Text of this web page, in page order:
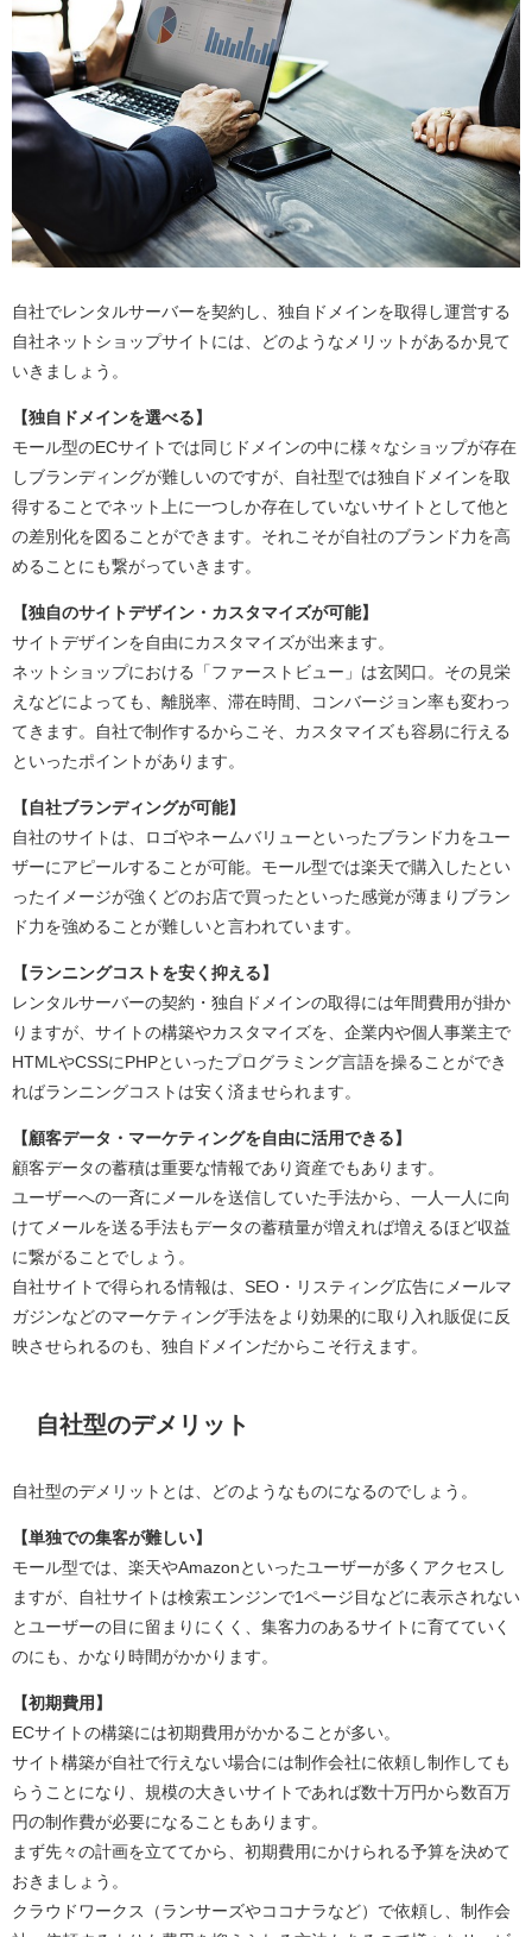
自社でレンタルサーバーを契約し、独自ドメインを取得し運営する
自社ネットショップサイトには、どのようなメリットがあるか見て
いきましょう。
【独自ドメインを選べる】
モール型のECサイトでは同じドメインの中に様々なショップが存在
しブランディングが難しいのですが、自社型では独自ドメインを取
得することでネット上に一つしか存在していないサイトとして他と
の差別化を図ることができます。それこそが自社のブランド力を高
めることにも繋がっていきます。
【独自のサイトデザイン・カスタマイズが可能】
サイトデザインを自由にカスタマイズが出来ます。
ネットショップにおける「ファーストビュー」は玄関口。その見栄
えなどによっても、離脱率、滞在時間、コンバージョン率も変わっ
てきます。自社で制作するからこそ、カスタマイズも容易に行える
といったポイントがあります。
【自社ブランディングが可能】
自社のサイトは、ロゴやネームバリューといったブランド力をユー
ザーにアピールすることが可能。モール型では楽天で購入したとい
ったイメージが強くどのお店で買ったといった感覚が薄まりブラン
ド力を強めることが難しいと言われています。
【ランニングコストを安く抑える】
レンタルサーバーの契約・独自ドメインの取得には年間費用が掛か
りますが、サイトの構築やカスタマイズを、企業内や個人事業主で
HTMLやCSSにPHPといったプログラミング言語を操ることができ
ればランニングコストは安く済ませられます。
【顧客データ・マーケティングを自由に活用できる】
顧客データの蓄積は重要な情報であり資産でもあります。
ユーザーへの一斉にメールを送信していた手法から、一人一人に向
けてメールを送る手法もデータの蓄積量が増えれば増えるほど収益
に繋がることでしょう。
自社サイトで得られる情報は、SEO・リスティング広告にメールマ
ガジンなどのマーケティング手法をより効果的に取り入れ販促に反
映させられるのも、独自ドメインだからこそ行えます。
自社型のデメリット
自社型のデメリットとは、どのようなものになるのでしょう。
【単独での集客が難しい】
モール型では、楽天やAmazonといったユーザーが多くアクセスし
ますが、自社サイトは検索エンジンで1ページ目などに表示されない
とユーザーの目に留まりにくく、集客力のあるサイトに育てていく
のにも、かなり時間がかかります。
【初期費用】
ECサイトの構築には初期費用がかかることが多い。
サイト構築が自社で行えない場合には制作会社に依頼し制作しても
らうことになり、規模の大きいサイトであれば数十万円から数百万
円の制作費が必要になることもあります。
まず先々の計画を立ててから、初期費用にかけられる予算を決めて
おきましょう。
クラウドワークス（ランサーズやココナラなど）で依頼し、制作会